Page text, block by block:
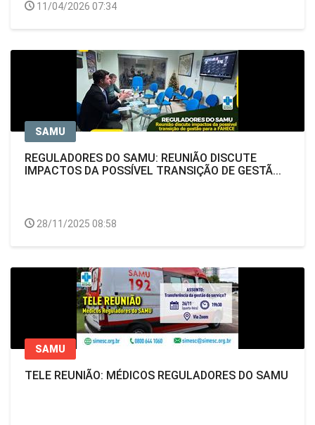
11/04/2026 07:34
SAMU
REGULADORES DO SAMU: REUNIÃO DISCUTE
IMPACTOS DA POSSÍVEL TRANSIÇÃO DE GESTÃ...
28/11/2025 08:58
SAMU
TELE REUNIÃO: MÉDICOS REGULADORES DO SAMU